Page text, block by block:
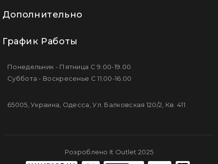
Дополнительно
График Работы
Понедельник - Пятница С 9.00-19.00
Суббота - Воскресенье С 11.00-16.00
65005, Украина, Одесса, Ул. Балковская 120/2, Кв. 411
Розроблено It Outlet 2025